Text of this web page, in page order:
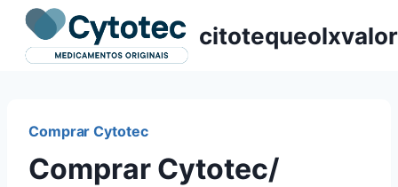
Pular
para
citotequeolxvalor
Comprar Cytotec
Comprar Cytotec/